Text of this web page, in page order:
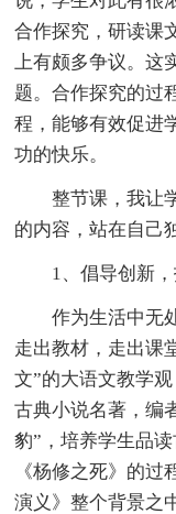
合作探究，研读课
上有颇多争议。
题。合作探究的过
程，能够有效促进
功的快乐。
整节课，我让
的内容，站在自己
1、倡导创新
作为生活中无
走出教材，走出课
文”的大语文教学
古典小说名著，编
豹”，培养学生品
《杨修之死》的
演义》整个背景之